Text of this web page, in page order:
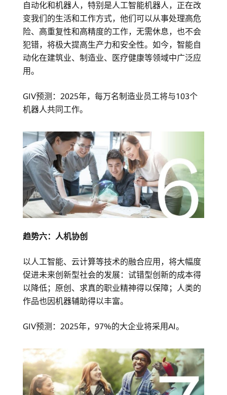
自动化和机器人，特别是人工智能机器人，正在改
变我们的生活和工作方式，他们可以从事处理高危
险、高重复性和高精度的工作，无需休息，也不会
犯错，将极大提高生产力和安全性。如今，智能自
动化在建筑业、制造业、医疗健康等领域中广泛应
用。
GIV预测：2025年，每万名制造业员工将与103个
机器人共同工作。
趋势六：人机协创
以人工智能、云计算等技术的融合应用，将大幅度
促进未来创新型社会的发展：试错型创新的成本得
以降低；原创、求真的职业精神得以保障；人类的
作品也因机器辅助得以丰富。
GIV预测：2025年，97%的大企业将采用AI。